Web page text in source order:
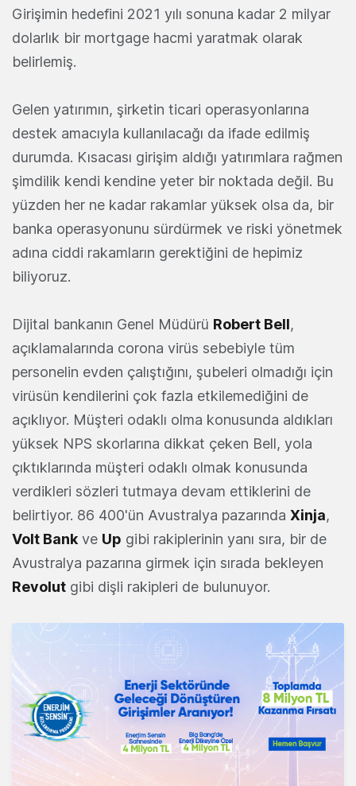
Girişimin hedefini 2021 yılı sonuna kadar 2 milyar
dolarlık bir mortgage hacmi yaratmak olarak
belirlemiş.
Gelen yatırımın, şirketin ticari operasyonlarına
destek amacıyla kullanılacağı da ifade edilmiş
durumda. Kısacası girişim aldığı yatırımlara rağmen
şimdilik kendi kendine yeter bir noktada değil. Bu
yüzden her ne kadar rakamlar yüksek olsa da, bir
banka operasyonunu sürdürmek ve riski yönetmek
adına ciddi rakamların gerektiğini de hepimiz
biliyoruz.
Dijital bankanın Genel Müdürü Robert Bell,
açıklamalarında corona virüs sebebiyle tüm
personelin evden çalıştığını, şubeleri olmadığı için
virüsün kendilerini çok fazla etkilemediğini de
açıklıyor. Müşteri odaklı olma konusunda aldıkları
yüksek NPS skorlarına dikkat çeken Bell, yola
çıktıklarında müşteri odaklı olmak konusunda
verdikleri sözleri tutmaya devam ettiklerini de
belirtiyor. 86 400'ün Avustralya pazarında Xinja,
Volt Bank ve Up gibi rakiplerinin yanı sıra, bir de
Avustralya pazarına girmek için sırada bekleyen
Revolut gibi dişli rakipleri de bulunuyor.